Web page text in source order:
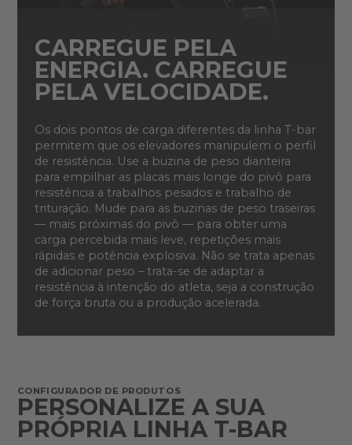
CARREGUE PELA
ENERGIA. CARREGUE
PELA VELOCIDADE.
Os dois pontos de carga diferentes da linha T-bar
permitem que os elevadores manipulem o perfil
de resistência. Use a buzina de peso dianteira
para empilhar as placas mais longe do pivô para
resistência a trabalhos pesados e trabalho de
trituração. Mude para as buzinas de peso traseiras
— mais próximas do pivô — para obter uma
carga percebida mais leve, repetições mais
rápidas e potência explosiva. Não se trata apenas
de adicionar peso – trata-se de adaptar a
resistência à intenção do atleta, seja a construção
de força bruta ou a produção acelerada.
CONFIGURADOR DE PRODUTOS
PERSONALIZE A SUA
PRÓPRIA LINHA T-BAR